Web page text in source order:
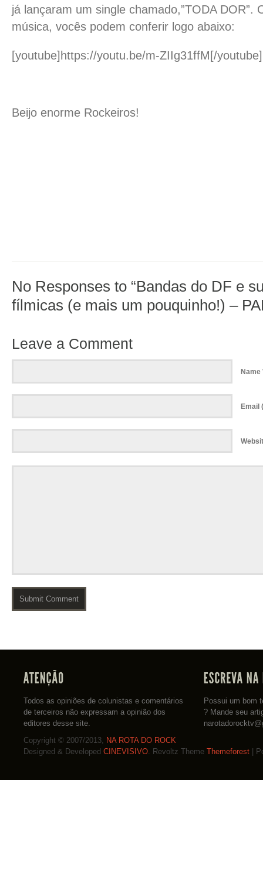
já lançaram um single chamado,”TODA DOR”.
música, vocês podem conferir logo abaixo:
[youtube]https://youtu.be/m-ZIIg31ffM[/youtube]
Beijo enorme Rockeiros!
No Responses to “Bandas do DF e
fílmicas (e mais um pouquinho!) –
Leave a Comment
Name
Email
Todos as opiniões de colunistas e comentários
de terceiros não expressam a opinião dos
editores desse site.
Possui um bom
? Mande seu
Copyright © 2007/2013, NA ROTA DO ROCK
Designed & Developed CINEVISIVO . Revoltz Theme Themeforest |